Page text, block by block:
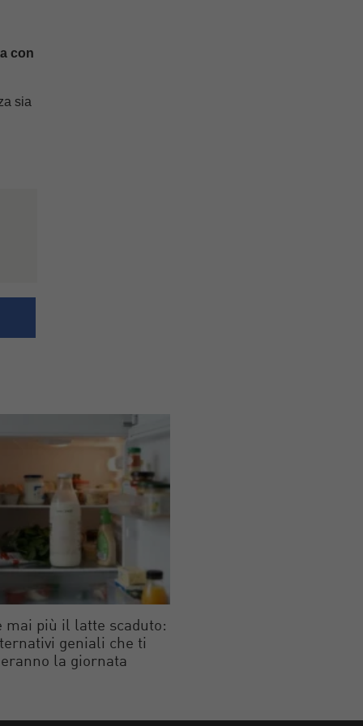
con
sia
mai più il latte scaduto:
geniali che ti
la giornata